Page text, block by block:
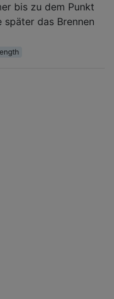
bis zu dem Punkt
später das Brennen